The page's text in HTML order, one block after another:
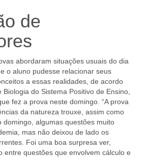
de
abordaram situações usuais do dia
o aluno pudesse relacionar seus
a essas realidades, de acordo
do Sistema Positivo de Ensino,
fez a prova neste domingo. “A prova
da natureza trouxe, assim como
domingo, algumas questões muito
mas não deixou de lado os
Foi uma boa surpresa ver,
entre questões que envolvem cálculo e